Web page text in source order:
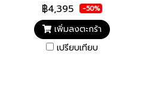
฿4,395 -50%
เพิ่มลงตะกร้า
เปรียบเทียบ